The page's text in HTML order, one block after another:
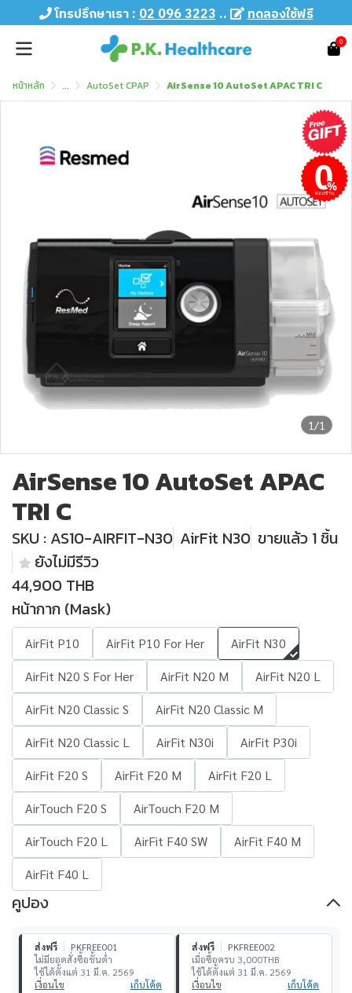
โทรปรึกษาเรา :02 096 3223.. ทดลองใช้ฟรี
0
หน้าหลัก ... AutoSet CPAP AirSense 10 AutoSet APAC TRI C
1/1
ผ่อนชำระ
AirSense 10 AutoSet APAC
TRI C
SKU : AS10-AIRFIT-N30 AirFit N30 ขายแล้ว 1 ชิ้น
ยังไม่มีรีวิว
44,900 THB
หน้ากาก (Mask)
AirFit P10 AirFit P10 For Her
AirFit N30
AirFit N20 S For Her
AirFit N20 M
AirFit N20 L
AirFit N20 Classic S
AirFit N20 Classic M
AirFit N20 Classic L
AirFit N30i
AirFit P30i
AirFit F20 S
AirFit F20 M
AirFit F20 L
AirTouch F20 S
AirTouch F20 M
AirTouch F20 L
AirFit F40 SW
AirFit F40 M
AirFit F40 L
คูปอง
ส่งฟรี
PKFREE001
ไม่มียอดสั่งซื้อขั้นต่ำ
ใช้ได้ตั้งแต่ 31 มี.ค. 2569
เงื่อนไข
เก็บโค้ด
ส่งฟรี
PKFREE002
เมื่อซื้อครบ 3,000THB
ใช้ได้ตั้งแต่ 31 มี.ค. 2569
เงื่อนไข
เก็บโค้ด